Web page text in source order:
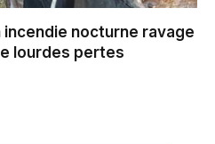
nocturne ravage
lourdes pertes